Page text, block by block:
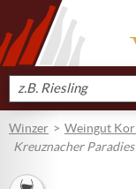
Produkt
suchen
Winzer
Weingut
Kreuznacher